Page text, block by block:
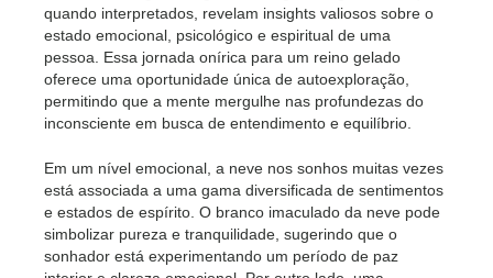
quando interpretados, revelam insights valiosos sobre o
estado emocional, psicológico e espiritual de uma
pessoa. Essa jornada onírica para um reino gelado
oferece uma oportunidade única de autoexploração,
permitindo que a mente mergulhe nas profundezas do
inconsciente em busca de entendimento e equilíbrio.
Em um nível emocional, a neve nos sonhos muitas vezes
está associada a uma gama diversificada de sentimentos
e estados de espírito. O branco imaculado da neve pode
simbolizar pureza e tranquilidade, sugerindo que o
sonhador está experimentando um período de paz